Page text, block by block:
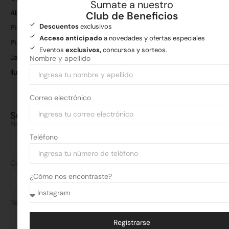
Aberturas
Pinturas
Pisos y revestimientos
Jardín y poda
Iluminación
Sumate a nuestro Club de Beneficios
Nombre y apellido
Correo electrónico
Teléfono
Sumate a nuestro
Club de Beneficios
Descuentosexclusivos
Acceso anticipadoa novedades y ofertas especiales
Eventos exclusivos,concursos y sorteos.
Nombre y apellido
Correo electrónico
Teléfono
¿Cómo nos encontraste?
Registrarse